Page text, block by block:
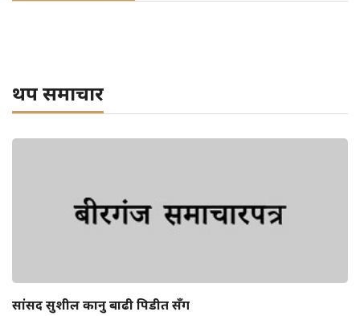
थप समाचार
सांसद सुशील कानु बाढी पिडीत सँग